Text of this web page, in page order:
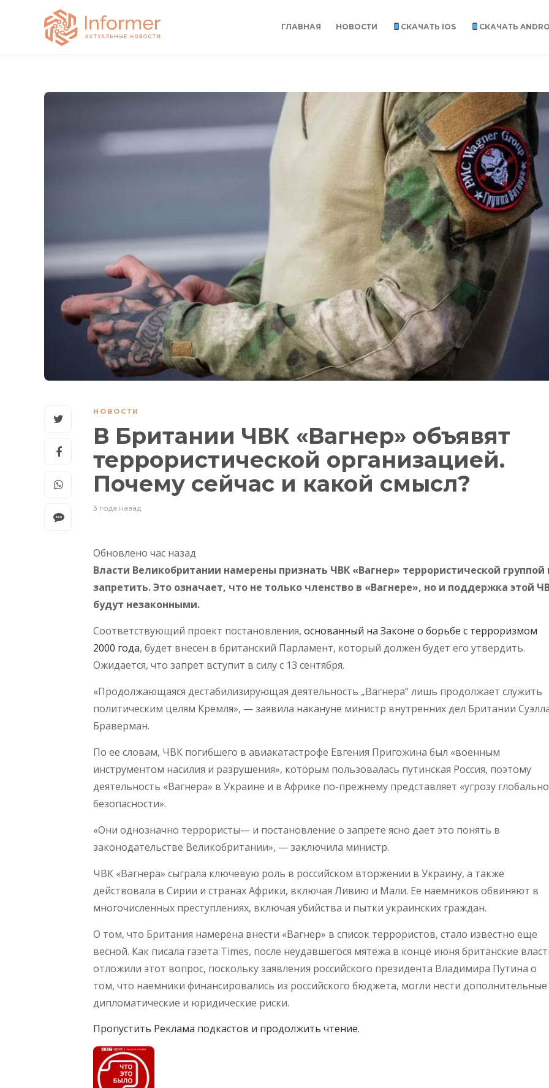
ГЛАВНАЯ НОВОСТИ СКАЧАТЬ IOS СКАЧАТЬ
НОВОСТИ
В Британии ЧВК «Вагнер» объявят
террористической организацией.
Почему сейчас и какой смысл?
3 года назад
Обновлено час назад
Власти Великобритании намерены признать ЧВК «Вагнер» террористической группой
запретить. Это означает, что не только членство в «Вагнере», но и поддержка этой
будут незаконными.
Соответствующий проект постановления, основанный на Законе о борьбе с терроризмом
2000 года, будет внесен в британский Парламент, который должен будет его утвердить.
Ожидается, что запрет вступит в силу с 13 сентября.
«Продолжающаяся дестабилизирующая деятельность „Вагнера“ лишь продолжает служить
политическим целям Кремля», — заявила накануне министр внутренних дел Британии
Браверман.
По ее словам, ЧВК погибшего в авиакатастрофе Евгения Пригожина был «военным
инструментом насилия и разрушения», которым пользовалась путинская Россия, поэтому
деятельность «Вагнера» в Украине и в Африке по-прежнему представляет «угрозу
безопасности».
«Они однозначно террористы— и постановление о запрете ясно дает это понять в
законодательстве Великобритании», — заключила министр.
ЧВК «Вагнера» сыграла ключевую роль в российском вторжении в Украину, а также
действовала в Сирии и странах Африки, включая Ливию и Мали. Ее наемников обвиняют в
многочисленных преступлениях, включая убийства и пытки украинских граждан.
О том, что Британия намерена внести «Вагнер» в список террористов, стало известно еще
весной. Как писала газета Times, после неудавшегося мятежа в конце июня британские
отложили этот вопрос, поскольку заявления российского президента Владимира Путина о
том, что наемники финансировались из российского бюджета, могли нести дополнительные
дипломатические и юридические риски.
Пропустить Реклама подкастов и продолжить чтение.